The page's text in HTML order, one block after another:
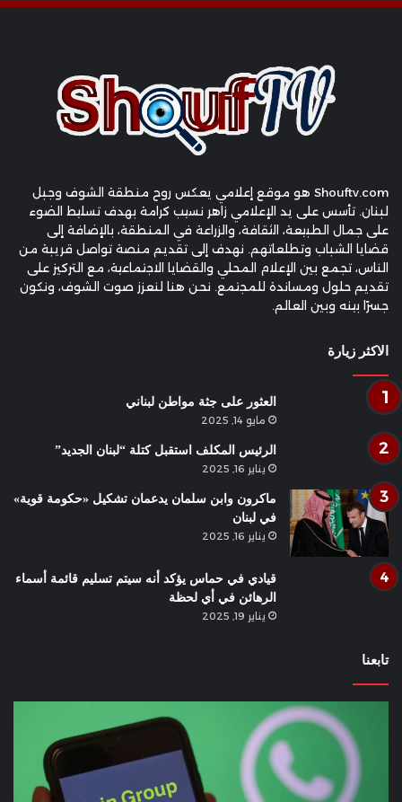
Shouftv.com هو موقع إعلامي يعكس روح منطقة الشوف وجبل
لبنان. تأسس على يد الإعلامي زاهر نسيب كرامة بهدف تسليط الضوء
على جمال الطبيعة، الثقافة، والزراعة في المنطقة، بالإضافة إلى
قضايا الشباب وتطلعاتهم. نهدف إلى تقديم منصة تواصل قريبة من
الناس، تجمع بين الإعلام المحلي والقضايا الاجتماعية، مع التركيز على
تقديم حلول ومساندة للمجتمع. نحن هنا لنعزز صوت الشوف، ونكون
جسرًا بينه وبين العالم.
الاكثر زيارة
العثور على جثة مواطن لبناني
مايو 14, 2025
الرئيس المكلف استقبل كتلة “لبنان الجديد”
يناير 16, 2025
ماكرون وابن سلمان يدعمان تشكيل «حكومة قوية»
في لبنان
يناير 16, 2025
قيادي في حماس يؤكد أنه سيتم تسليم قائمة أسماء
الرهائن في أي لحظة
يناير 19, 2025
تابعنا